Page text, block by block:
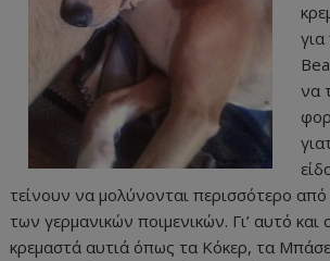
να
τείνουν να μολύνονται περισσότερο
των γερμανικών ποιμενικών. Γι’ αυτό και
κρεμαστά αυτιά όπως τα Κόκερ, τα